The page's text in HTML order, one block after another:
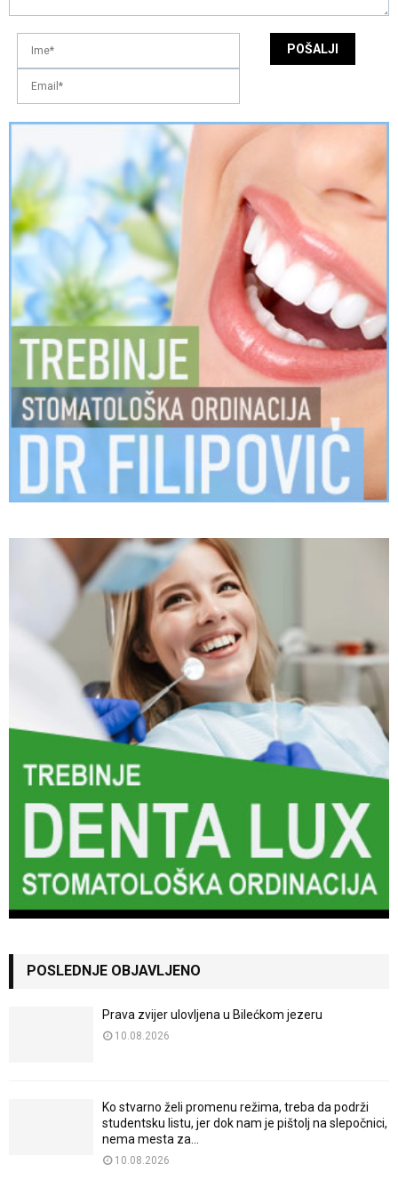
POSLEDNJE OBJAVLJENO
Prava zvijer ulovljena u Bilećkom jezeru
10.08.2026
Ko stvarno želi promenu režima, treba da podrži
studentsku listu, jer dok nam je pištolj na slepočnici,
nema mesta za...
10.08.2026